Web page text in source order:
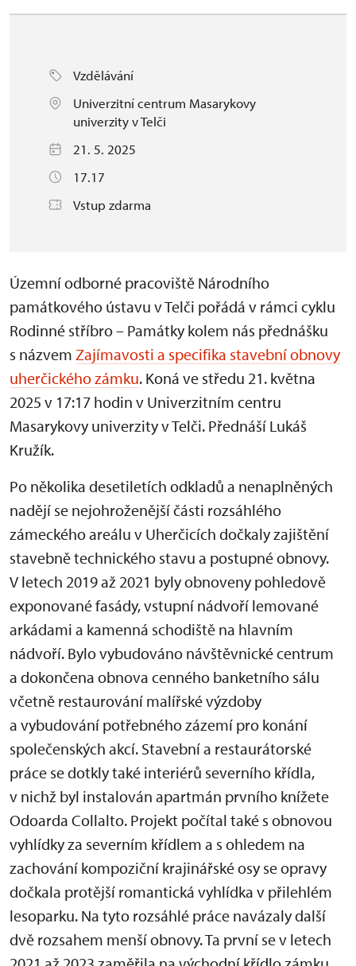
Vzdělávání
Univerzitní centrum Masarykovy
univerzity v Telči
21. 5. 2025
17.17
Vstup zdarma
Územní odborné pracoviště Národního
památkového ústavu v Telči pořádá v rámci cyklu
Rodinné stříbro – Památky kolem nás přednášku
s názvem Zajímavosti a specifika stavební obnovy
uherčického zámku. Koná ve středu 21. května
2025 v 17:17 hodin v Univerzitním centru
Masarykovy univerzity v Telči. Přednáší Lukáš
Kružík.
Po několika desetiletích odkladů a nenaplněných
nadějí se nejohroženější části rozsáhlého
zámeckého areálu v Uherčicích dočkaly zajištění
stavebně technického stavu a postupné obnovy.
V letech 2019 až 2021 byly obnoveny pohledově
exponované fasády, vstupní nádvoří lemované
arkádami a kamenná schodiště na hlavním
nádvoří. Bylo vybudováno návštěvnické centrum
a dokončena obnova cenného banketního sálu
včetně restaurování malířské výzdoby
a vybudování potřebného zázemí pro konání
společenských akcí. Stavební a restaurátorské
práce se dotkly také interiérů severního křídla,
v nichž byl instalován apartmán prvního knížete
Odoarda Collalto. Projekt počítal také s obnovou
vyhlídky za severním křídlem a s ohledem na
zachování kompoziční krajinářské osy se opravy
dočkala protější romantická vyhlídka v přilehlém
lesoparku. Na tyto rozsáhlé práce navázaly další
dvě rozsahem menší obnovy. Ta první se v letech